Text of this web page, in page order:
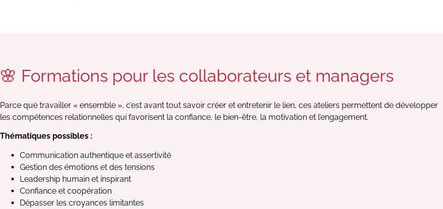
🌸 Formations pour les collaborateurs et managers
Parce que travailler « ensemble », c’est avant tout savoir créer et entretenir le lien, ces ateliers permettent de développer
les compétences relationnelles qui favorisent la confiance, le bien-être, la motivation et l’engagement.
Thématiques possibles :
Communication authentique et assertivité
Gestion des émotions et des tensions
Leadership humain et inspirant
Confiance et coopération
Dépasser les croyances limitantes